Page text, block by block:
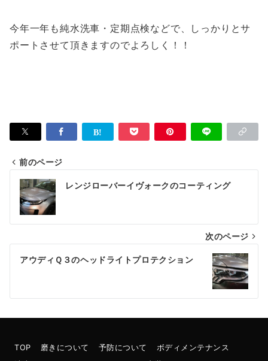
今年一年も純水洗車・定期点検などで、しっかりとサ
ポートさせて頂きますのでよろしく！！
投
稿
ナ
ビ
ゲ
シ
ョ
ン
前のページ
レンジローバーイヴォークのコーティング
次のページ
アウディＱ３のヘッドライトプロテクション
TOP 磨きについて 予防について
ボディメンテナンス